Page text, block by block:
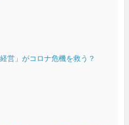
営」がコロナ危機を救う？